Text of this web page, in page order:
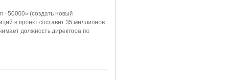
- 50000» (создать новый
в проект составит 35 миллионов
должность директора по